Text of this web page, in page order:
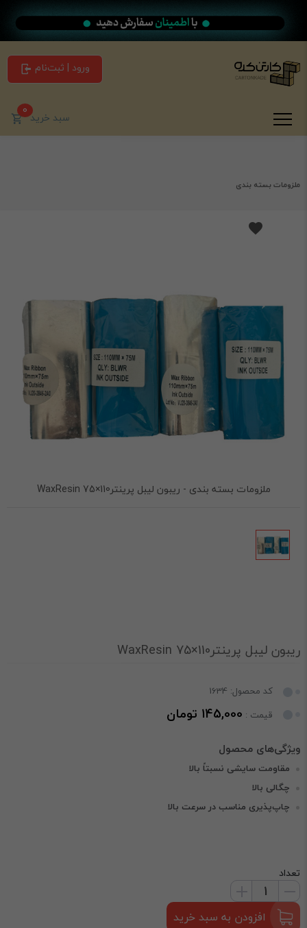
ورود | ثبت‌نام
سبد خرید0
ملزومات بسته بندی
ملزومات بسته بندی - ریبون لیبل پرینتر110×75 WaxResin
ریبون لیبل پرینتر110×75 WaxResin
کد محصول: 1634
قیمت : 145,000 تومان
مقاومت سایشی نسبتاً بالا
چگالی بالا
چاپ‌پذیری مناسب در سرعت بالا
تعداد
افزودن به سبد خرید